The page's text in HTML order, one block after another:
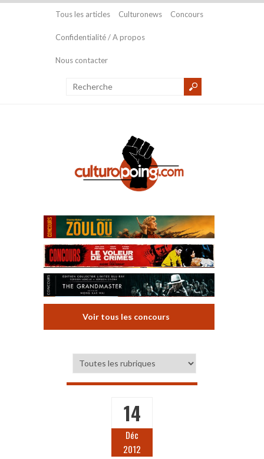
Tous les articles Culturonews Concours
Confidentialité / A propos
Nous contacter
Voir tous les concours
14
Déc
2012